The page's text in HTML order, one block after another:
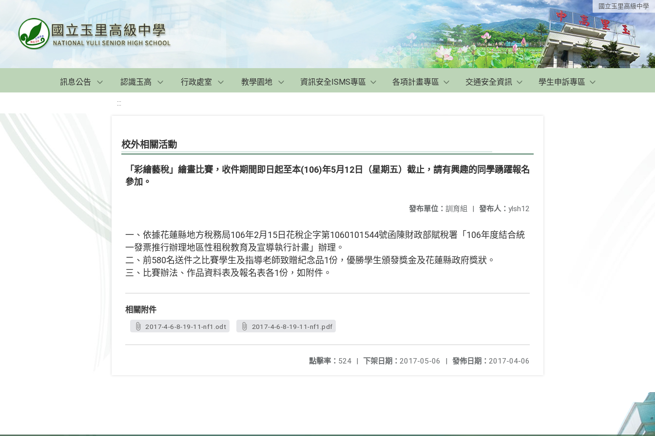
國立玉里高級中學
訊息公告 認識玉高 行政處室 教學園地 資訊安全ISMS專區 各項計畫專區 交通安全資訊 學生申訴專區
:::
校外相關活動
「彩繪藝稅」繪畫比賽，收件期間即日起至本(106)年5月12日（星期五）截止，請有興趣的同學踴躍報名
參加。
發布人： ylsh12
發布單位： 訓育組 |
一、依據花蓮縣地方稅務局106年2月15日花稅企字第1060101544號函陳財政部賦稅署「106年度結合統
一發票推行辦理地區性租稅教育及宣導執行計畫」辦理。
二、前580名送件之比賽學生及指導老師致贈紀念品1份，優勝學生頒發獎金及花蓮縣政府獎狀。
三、比賽辦法、作品資料表及報名表各1份，如附件。
相關附件
2017-4-6-8-19-11-nf1.odt 2017-4-6-8-19-11-nf1.pdf
發佈日期： 2017-04-06
下架日期： 2017-05-06 |
點擊率： 524 |